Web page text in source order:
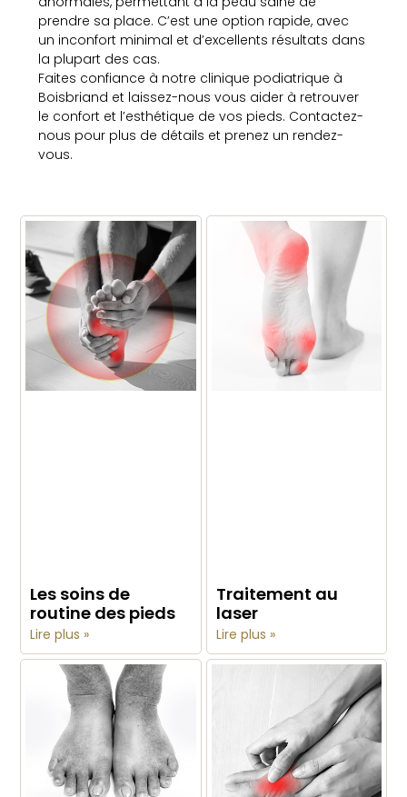
prendre sa place. C’est une option rapide, avec
un inconfort minimal et d’excellents résultats dans
la plupart des cas.
Faites confiance à notre clinique podiatrique à
Boisbriand et laissez-nous vous aider à retrouver
le confort et l’esthétique de vos pieds. Contactez-
nous pour plus de détails et prenez un rendez-
vous.
Les soins de
routine des pieds
Lire plus »
Traitement au
laser
Lire plus »